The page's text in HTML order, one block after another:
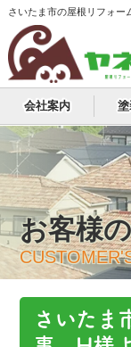
さいたま市の屋根リフォー
会社案内
お客様
さいた